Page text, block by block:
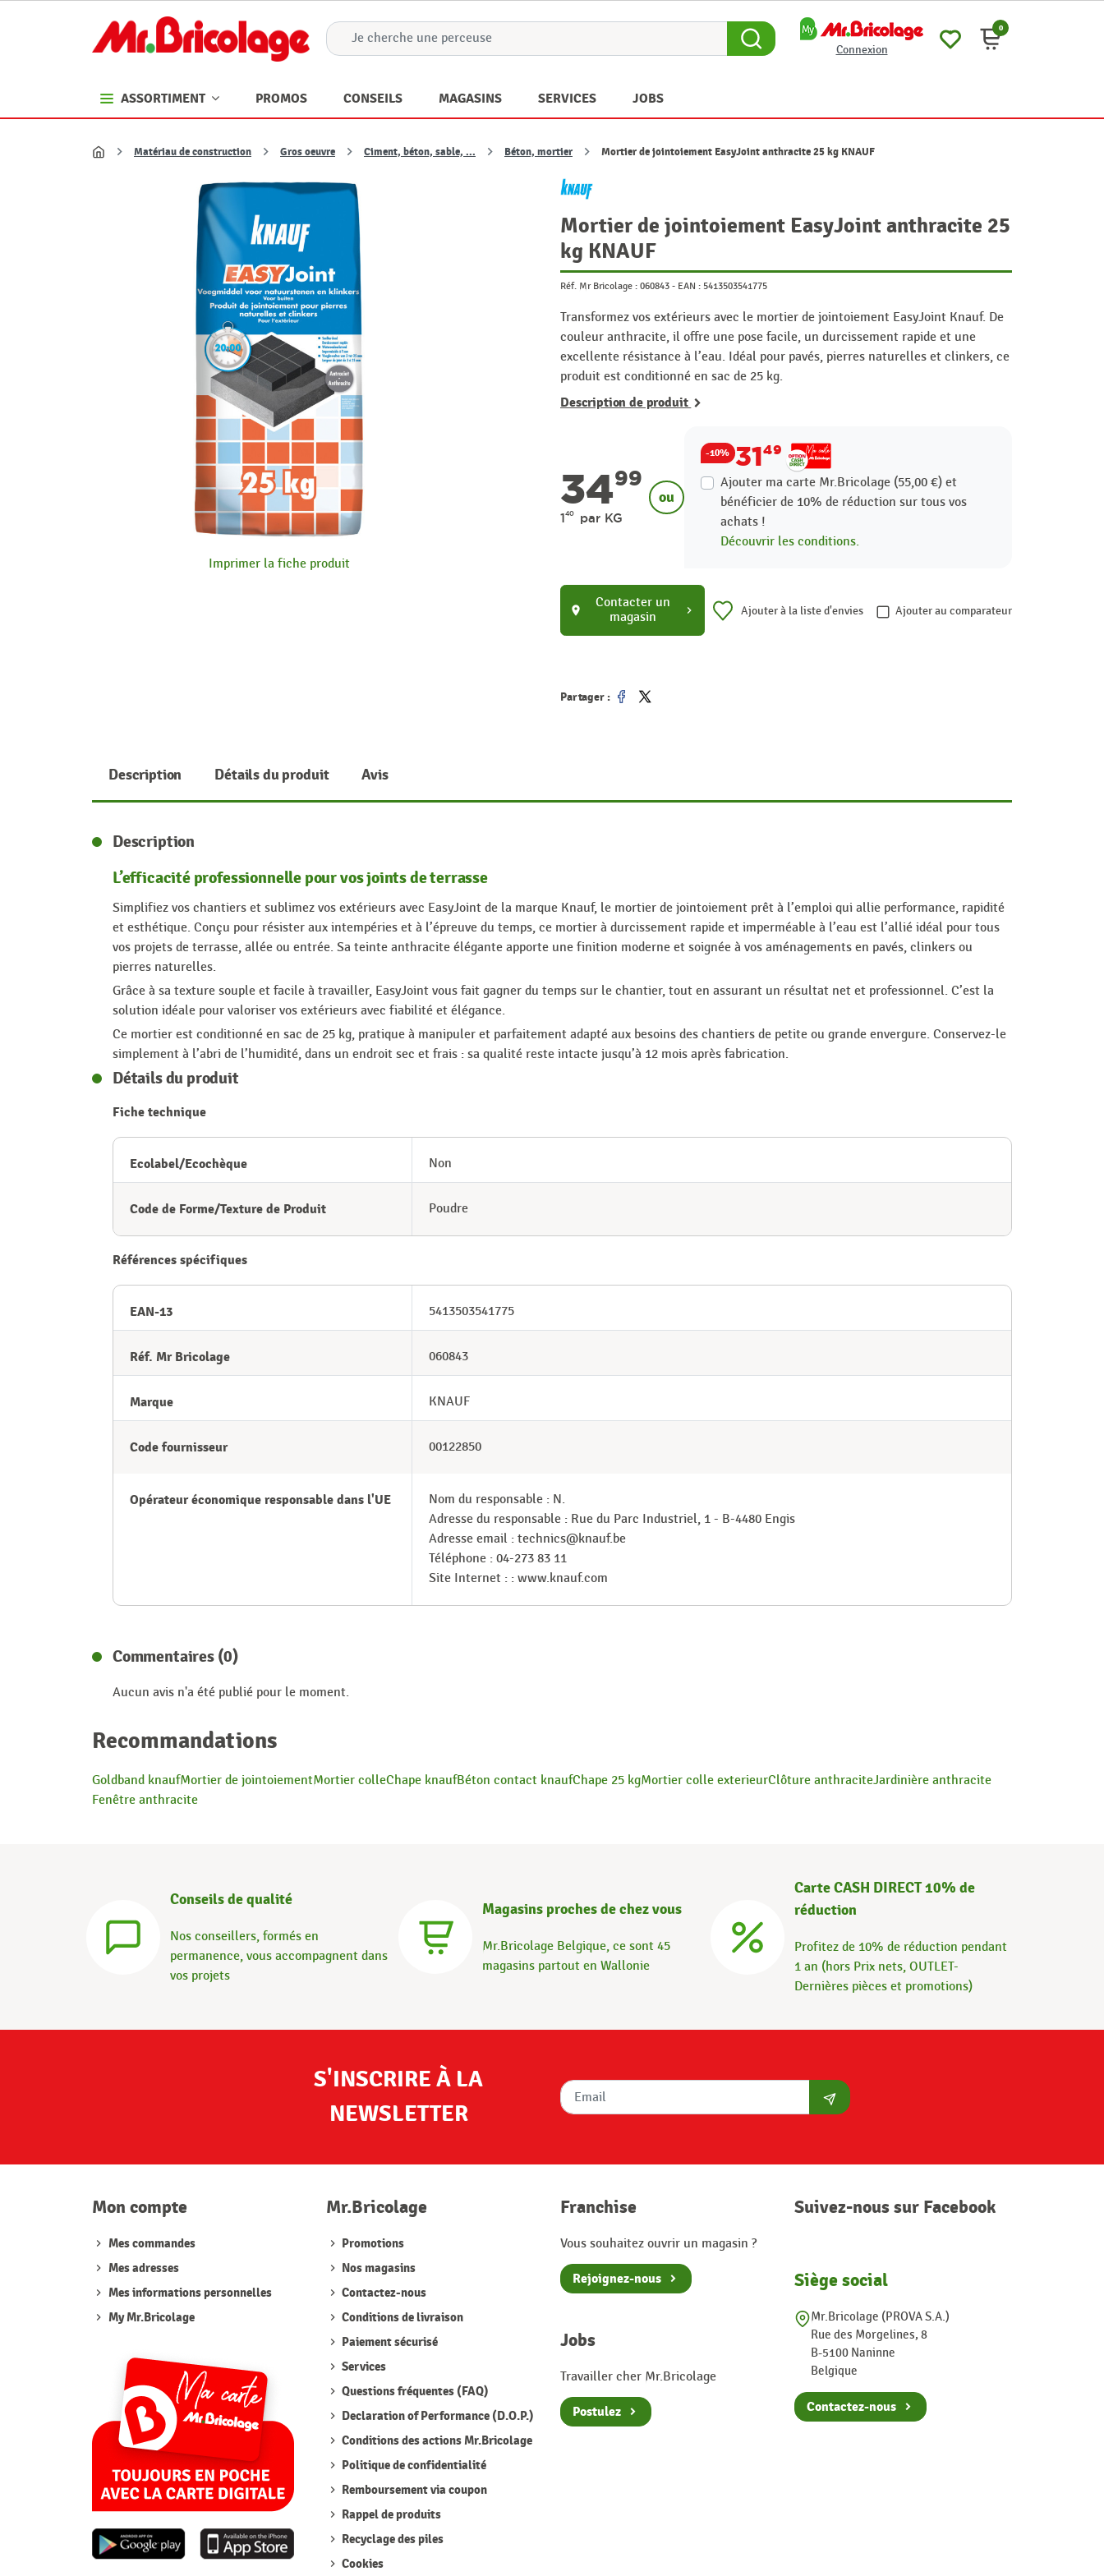
Connexion
0
ASSORTIMENT PROMOS CONSEILS MAGASINS SERVICES JOBS
Accueil
Matériau de construction Gros oeuvre Ciment, béton, sable, ... Béton, mortier Mortier de jointoiement EasyJoint anthracite 25 kg KNAUF
Imprimer la fiche produit
Mortier de jointoiement EasyJoint anthracite 25
kg KNAUF
Réf. Mr Bricolage : 060843 - EAN : 5413503541775
Transformez vos extérieurs avec le mortier de jointoiement EasyJoint Knauf. De
couleur anthracite, il offre une pose facile, un durcissement rapide et une
excellente résistance à l’eau. Idéal pour pavés, pierres naturelles et clinkers, ce
produit est conditionné en sac de 25 kg.
Description de produit
3499
140 par KG
ou
-10% 3149
Ajouter ma carte Mr.Bricolage (55,00 €) et
bénéficier de 10% de réduction sur tous vos
achats !
Découvrir les conditions.
location_on
Contacter un
magasin
chevron_right Ajouter à la liste d'envies Ajouter au comparateur
Partager :
Description Détails du produit Avis
Description
L’efficacité professionnelle pour vos joints de terrasse
Simplifiez vos chantiers et sublimez vos extérieurs avec EasyJoint de la marque Knauf, le mortier de jointoiement prêt à l’emploi qui allie performance, rapidité
et esthétique. Conçu pour résister aux intempéries et à l’épreuve du temps, ce mortier à durcissement rapide et imperméable à l’eau est l’allié idéal pour tous
vos projets de terrasse, allée ou entrée. Sa teinte anthracite élégante apporte une finition moderne et soignée à vos aménagements en pavés, clinkers ou
pierres naturelles.
Grâce à sa texture souple et facile à travailler, EasyJoint vous fait gagner du temps sur le chantier, tout en assurant un résultat net et professionnel. C’est la
solution idéale pour valoriser vos extérieurs avec fiabilité et élégance.
Ce mortier est conditionné en sac de 25 kg, pratique à manipuler et parfaitement adapté aux besoins des chantiers de petite ou grande envergure. Conservez-le
simplement à l’abri de l’humidité, dans un endroit sec et frais : sa qualité reste intacte jusqu’à 12 mois après fabrication.
Détails du produit
Fiche technique
Ecolabel/Ecochèque Non
Code de Forme/Texture de Produit Poudre
Références spécifiques
EAN-13 5413503541775
Réf. Mr Bricolage 060843
Marque KNAUF
Code fournisseur 00122850
Opérateur économique responsable dans l'UE
Nom du responsable : N.
Adresse du responsable : Rue du Parc Industriel, 1 - B-4480 Engis
Adresse email : technics@knauf.be
Téléphone : 04-273 83 11
Site Internet : : www.knauf.com
Commentaires (0)
Aucun avis n'a été publié pour le moment.
Recommandations
Goldband knaufMortier de jointoiementMortier colleChape knaufBéton contact knaufChape 25 kgMortier colle exterieurClôture anthraciteJardinière anthracite
Fenêtre anthracite
Conseils de qualité
Nos conseillers, formés en
permanence, vous accompagnent dans
vos projets
Magasins proches de chez vous
Mr.Bricolage Belgique, ce sont 45
magasins partout en Wallonie
Carte CASH DIRECT 10% de
réduction
Profitez de 10% de réduction pendant
1 an (hors Prix nets, OUTLET-
Dernières pièces et promotions)
S'INSCRIRE À LA
NEWSLETTER
S'abonner
Mon compte
Mes commandes
Mes adresses
Mes informations personnelles
My Mr.Bricolage
Mr.Bricolage
Promotions
Nos magasins
Contactez-nous
Conditions de livraison
Paiement sécurisé
Services
Questions fréquentes (FAQ)
Declaration of Performance (D.O.P.)
Conditions des actions Mr.Bricolage
Politique de confidentialité
Remboursement via coupon
Rappel de produits
Recyclage des piles
Cookies
Franchise
Vous souhaitez ouvrir un magasin ?
Rejoignez-nous
Jobs
Travailler cher Mr.Bricolage
Postulez
Suivez-nous sur Facebook
Siège social
Mr.Bricolage (PROVA S.A.)
Rue des Morgelines, 8
B-5100 Naninne
Belgique
Contactez-nous